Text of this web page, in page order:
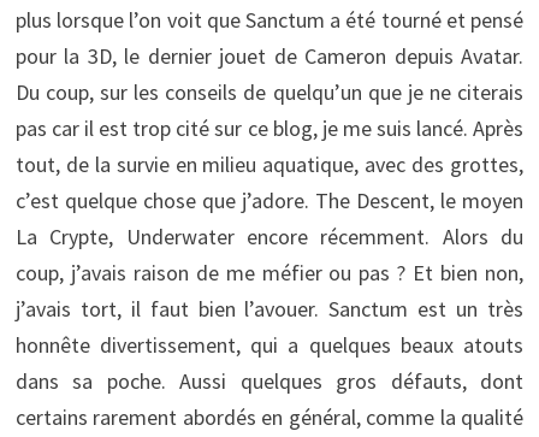
plus lorsque l’on voit que Sanctum a été tourné et pensé
pour la 3D, le dernier jouet de Cameron depuis Avatar.
Du coup, sur les conseils de quelqu’un que je ne citerais
pas car il est trop cité sur ce blog, je me suis lancé. Après
tout, de la survie en milieu aquatique, avec des grottes,
c’est quelque chose que j’adore. The Descent, le moyen
La Crypte, Underwater encore récemment. Alors du
coup, j’avais raison de me méfier ou pas ? Et bien non,
j’avais tort, il faut bien l’avouer. Sanctum est un très
honnête divertissement, qui a quelques beaux atouts
dans sa poche. Aussi quelques gros défauts, dont
certains rarement abordés en général, comme la qualité